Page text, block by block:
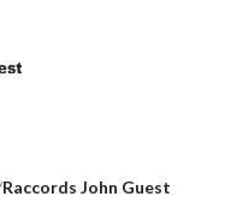
Raccords John Guest